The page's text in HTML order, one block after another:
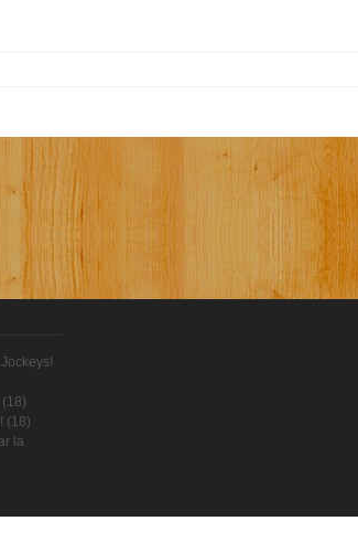
(18)
(18)
la